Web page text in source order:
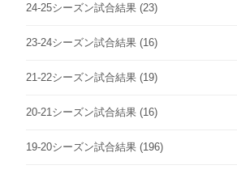
24-25シーズン試合結果 (23)
23-24シーズン試合結果 (16)
21-22シーズン試合結果 (19)
20-21シーズン試合結果 (16)
19-20シーズン試合結果 (196)